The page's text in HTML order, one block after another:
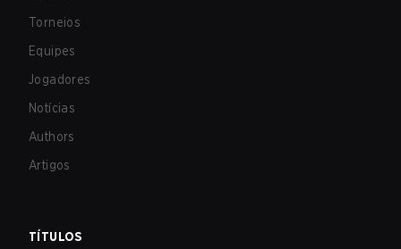
Torneios
Equipes
Jogadores
Notícias
Authors
Artigos
TÍTULOS